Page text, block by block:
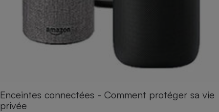
Enceintes connectées - Comment protéger sa vie
privée